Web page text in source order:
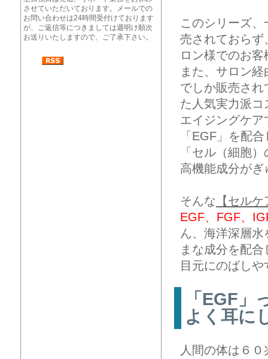
させていただいております。メールでの
お問い合わせは24時間受付けております
が、ご返信等につきましては週明け順次
お送りいたしますので、ご了承下さい。
このシリーズ
売されておらず
ロン様でのお
また、サロン
でしか販売さ
た人気実力派コ
エイジングケア
「EGF」を配
「セル（細胞
高機能成分が
そんな 【セル
EGF、FGF、
ん、海洋深層
まな成分を配
目元にのばし
「EGF
よく耳に
人間の体は６